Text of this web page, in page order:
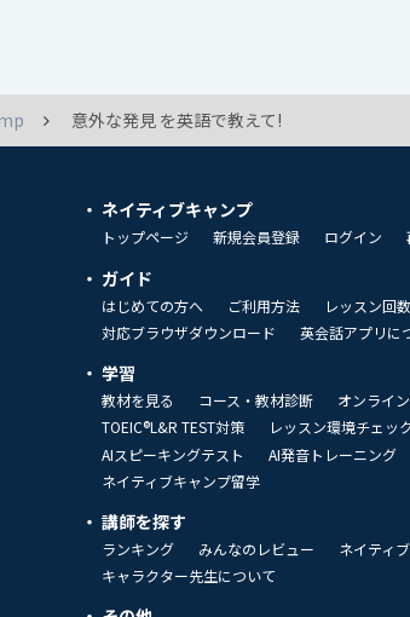
意外な発見 を英語で教えて!
ネイティブキャンプ
トップページ 新規会員登録 ログイン
ガイド
はじめての方へ ご利用方法 レッスン回
対応ブラウザダウンロード
英会話アプリに
学習
教材を見る コース・教材診断 オンライ
TOEIC®L&R TEST対策
レッスン環境チェッ
AIスピーキングテスト
AI発音トレーニング
ネイティブキャンプ留学
講師を探す
ランキング みんなのレビュー ネイティ
キャラクター先生について